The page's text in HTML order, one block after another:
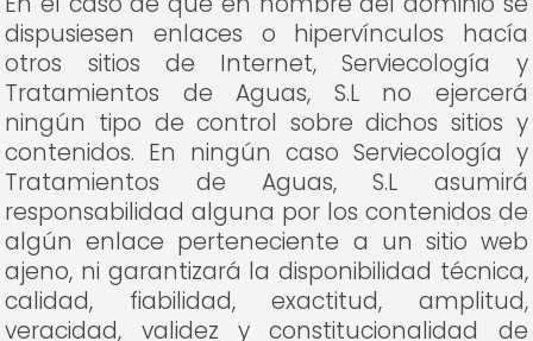
dispusiesen enlaces o hipervínculos hacía
otros sitios de Internet, Serviecología y
Tratamientos de Aguas, S.L no ejercerá
ningún tipo de control sobre dichos sitios y
contenidos. En ningún caso Serviecología y
Tratamientos de Aguas, S.L asumirá
responsabilidad alguna por los contenidos de
algún enlace perteneciente a un sitio web
ajeno, ni garantizará la disponibilidad técnica,
calidad, fiabilidad, exactitud, amplitud,
veracidad, validez y constitucionalidad de